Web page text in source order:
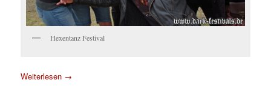
Hexentanz Festival
Weiterlesen →